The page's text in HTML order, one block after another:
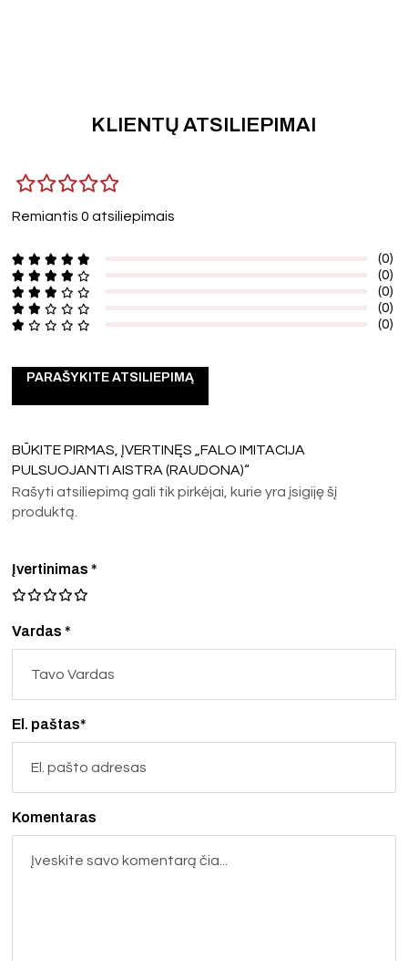
KLIENTŲ ATSILIEPIMAI
Remiantis 0 atsiliepimais
(0)
(0)
(0)
(0)
(0)
PARAŠYKITE ATSILIEPIMĄ
BŪKITE PIRMAS, ĮVERTINĘS „FALO IMITACIJA
PULSUOJANTI AISTRA (RAUDONA)“
Rašyti atsiliepimą gali tik pirkėjai, kurie yra įsigiję šį
produktą.
Vardas *
El. paštas*
Įvertinimas*
Komentaras